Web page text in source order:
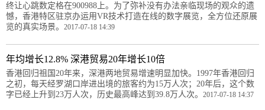
终让心跳数定格在900988上。为了弥补没有办法亲临现场的观众的遗
憾，香港特区驻京办运用VR技术打造在线的数字展览，全方位还原展
览的真实场景。 2017-07-18 14:39
年均增长12.8% 深港贸易20年增长10倍
香港回归祖国20年来，深港两地贸易增速明显加快。1997年香港回归
之初，每天经罗湖口岸进出境的旅客约为15万人次；20年后，这个数
字已经上升到23万人次，历史最高峰达到39.8万人次。 2017-07-18 14:37